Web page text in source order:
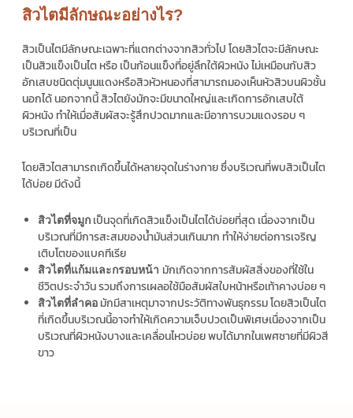
สิวไตมีลักษณะอย่างไร?
สิวเป็นไตมีลักษณะเฉพาะที่แตกต่างจากสิวทั่วไป โดยสิวไตจะมีลักษณะ
เป็นสิวแข็งเป็นไต หรือ เป็นก้อนแข็งที่อยู่ลึกใต้ผิวหนัง ไม่เหมือนกับสิว
อักเสบชนิดตุ่มนูนแดงหรือสิวหัวหนองที่สามารถมองเห็นหัวสิวบนผิวชั้น
นอกได้ นอกจากนี้ สิวไตยังมักจะมีขนาดใหญ่และเกิดการอักเสบใต้
ผิวหนัง ทำให้เมื่อสัมผัสจะรู้สึกปวดมากและมีอาการบวมแดงรอบ ๆ
บริเวณที่เป็น
โดยสิวไตสามารถเกิดขึ้นได้หลายจุดในร่างกาย ซึ่งบริเวณที่พบสิวเป็นไต
ได้บ่อย มีดังนี้
สิวไตที่จมูก เป็นจุดที่เกิดสิวแข็งเป็นไตได้บ่อยที่สุด เนื่องจากเป็น
บริเวณที่มีการสะสมของน้ำมันส่วนเกินมาก ทำให้ง่ายต่อการเจริญ
เติบโตของแบคทีเรีย
สิวไตที่แก้มและกรอบหน้า มักเกิดจากการสัมผัสสิ่งของที่ใช้ใน
ชีวิตประจำวัน รวมถึงการเผลอใช้มือสัมผัสใบหน้าหรือเท้าคางบ่อย ๆ
สิวไตที่ลำคอ มักมีสาเหตุมาจากประวัติทางพันธุกรรม โดยสิวเป็นไต
ที่เกิดขึ้นบริเวณนี้อาจทำให้เกิดความเจ็บปวดเป็นพิเศษเนื่องจากเป็น
บริเวณที่ผิวหนังบางและเคลื่อนไหวบ่อย พบได้มากในเพศชายที่มีผิวสี
ขาว